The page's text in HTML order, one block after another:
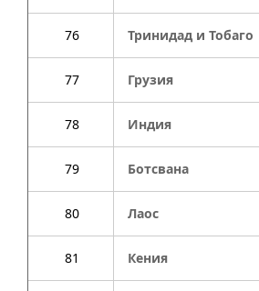
76 Тринидад и Тобаго
77 Грузия
78 Индия
79 Ботсвана
80 Лаос
81 Кения